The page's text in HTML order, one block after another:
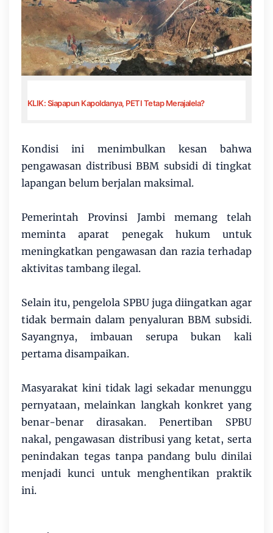
KLIK: Siapapun Kapoldanya, PETI Tetap Merajalela?
Kondisi ini menimbulkan kesan bahwa
pengawasan distribusi BBM subsidi di tingkat
lapangan belum berjalan maksimal.
Pemerintah Provinsi Jambi memang telah
meminta aparat penegak hukum untuk
meningkatkan pengawasan dan razia terhadap
aktivitas tambang ilegal.
Selain itu, pengelola SPBU juga diingatkan agar
tidak bermain dalam penyaluran BBM subsidi.
Sayangnya, imbauan serupa bukan kali
pertama disampaikan.
Masyarakat kini tidak lagi sekadar menunggu
pernyataan, melainkan langkah konkret yang
benar-benar dirasakan. Penertiban SPBU
nakal, pengawasan distribusi yang ketat, serta
penindakan tegas tanpa pandang bulu dinilai
menjadi kunci untuk menghentikan praktik
ini.